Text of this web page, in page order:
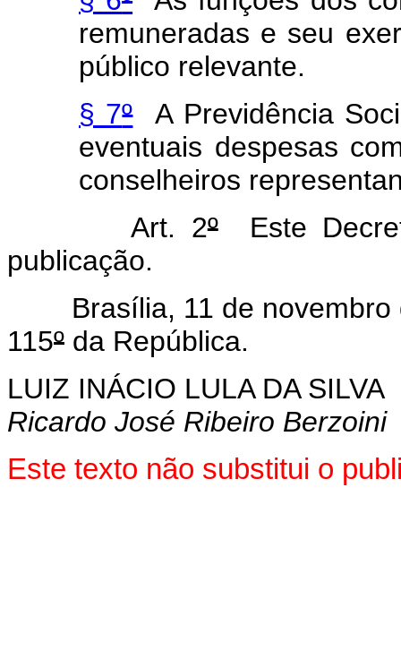
remuneradas e seu
público relevante.
§ 7ºA Previdência
eventuais despesas
conselheiros
Art. 2ºEste
publicação.
Brasília, 11 de novembro
115º da República.
LUIZ INÁCIO LULA DA SILVA
Ricardo José Ribeiro Berzoini
Este texto não substitui o